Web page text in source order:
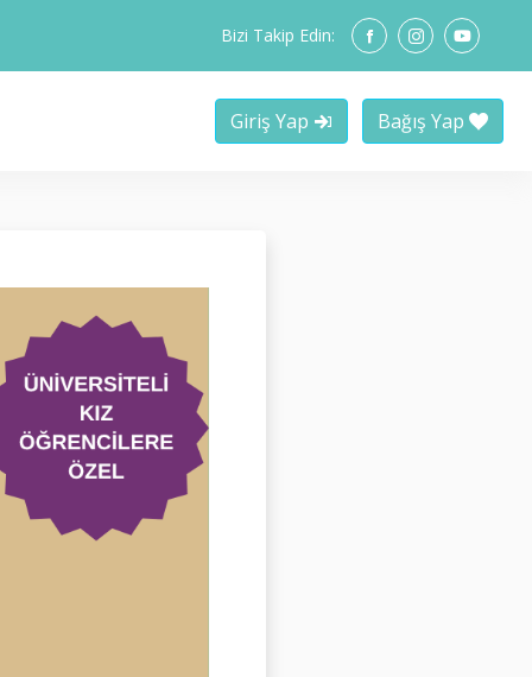
Bizi Takip Edin:
Giriş Yap Bağış Yap